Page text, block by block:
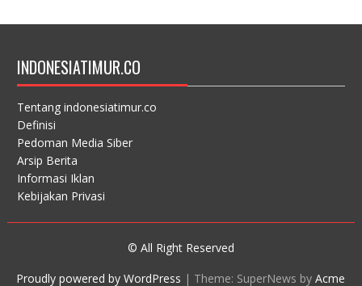
INDONESIATIMUR.CO
Tentang indonesiatimur.co
Definisi
Pedoman Media Siber
Arsip Berita
Informasi Iklan
Kebijakan Privasi
© All Right Reserved
Proudly powered by WordPress | Theme: SuperNews byAcme